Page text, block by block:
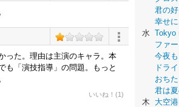
った。理由は主演のキャラ。本
も「演技指導」の問題。もっと
いいね！(1)
君の
幸せ
水 Tokyo
ファ
今夜
ドラ
おち
君は
木
大空